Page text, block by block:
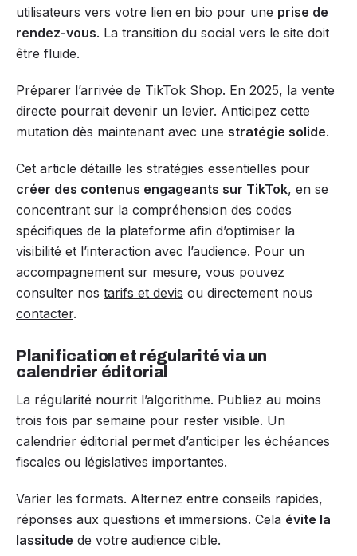
utilisateurs vers votre lien en bio pour une prise de
rendez-vous. La transition du social vers le site doit
être fluide.
Préparer l’arrivée de TikTok Shop. En 2025, la vente
directe pourrait devenir un levier. Anticipez cette
mutation dès maintenant avec une stratégie solide.
Cet article détaille les stratégies essentielles pour
créer des contenus engageants sur TikTok, en se
concentrant sur la compréhension des codes
spécifiques de la plateforme afin d’optimiser la
visibilité et l’interaction avec l’audience. Pour un
accompagnement sur mesure, vous pouvez
consulter nos tarifs et devis ou directement nous
contacter.
Planification et régularité via un
calendrier éditorial
La régularité nourrit l’algorithme. Publiez au moins
trois fois par semaine pour rester visible. Un
calendrier éditorial permet d’anticiper les échéances
fiscales ou législatives importantes.
Varier les formats. Alternez entre conseils rapides,
réponses aux questions et immersions. Cela évite la
lassitude de votre audience cible.